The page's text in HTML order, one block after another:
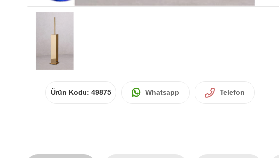
Ürün Kodu: 49875 Whatsapp Telefon